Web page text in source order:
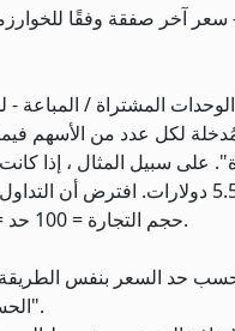
- سعر آخر صفقة وفقًا
الوحدات المشتراة /
لكل عدد من الأسهم
حجم التجارة = 100 حد = 5.48 دولار أمريكي ؛ حجم التداول = 200 حد = 5.46 دولار ؛ حجم التداول = 300 حد = 5.44 دولار.
حد السعر بنفس الطريقة
"الحساب" وفي عمود "المركز" ، و حجم المعاملة يتعلق فقط بما يحدث عند خوارزمية التراكم / التوزيع.